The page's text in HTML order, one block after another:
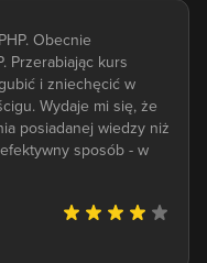
Obecnie
Przerabiając kurs
i zniechęcić w
Wydaje mi się, że
posiadanej wiedzy niż
sposób - w